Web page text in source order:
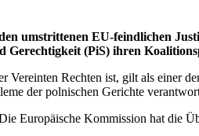
umstrittenen EU-feindlichen
Gerechtigkeit (PiS) ihren
Vereinten Rechten ist, gilt als einer
der polnischen Gerichte
Europäische Kommission hat die